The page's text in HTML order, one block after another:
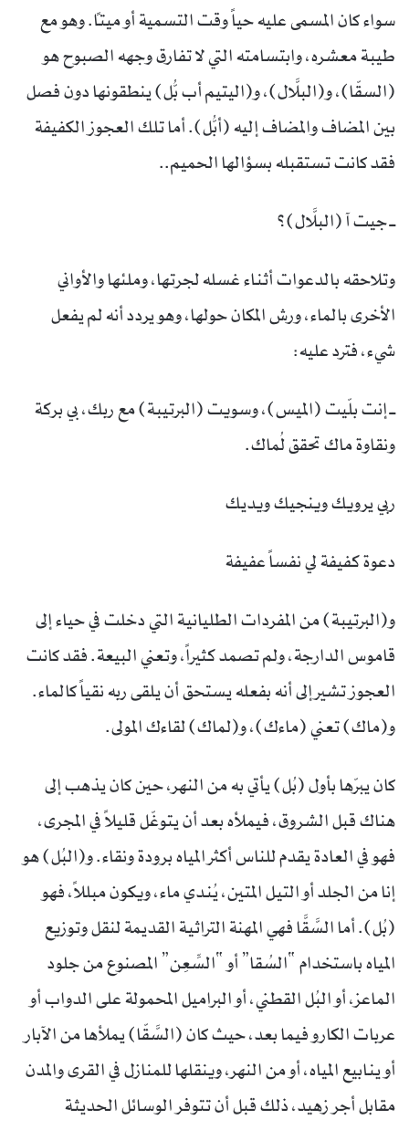
سواء كان المسمى عليه حياً وقت التسمية أو ميتاً. وهو مع
طيبة معشره، وابتسامته التي لا تفارق وجهه الصبوح هو
(السقّا)، و(البلَّال)، و(اليتيم أب بُّل) ينطقونها دون فصل
بين المضاف والمضاف إليه (أبُّل). أما تلك العجوز الكفيفة
فقد كانت تستقبله بسؤالها الحميم..
ــ جيت آ (البلَّال)؟
وتلاحقه بالدعوات أثناء غسله لجرتها، وملئها والأواني
الأخرى بالماء، ورش المكان حولها، وهو يردد أنه لم يفعل
شيء، فترد عليه:
ــ إنت بلّيت (الميس)، وسويت (البرتيبة) مع ربك، بي بركة
ونقاوة ماك تحقق لُماك.
ربي يرويك وينجيك ويديك
دعوة كفيفة لي نفساً عفيفة
و(البرتيبة) من المفردات الطليانية التي دخلت في حياء إلى
قاموس الدارجة، ولم تصمد كثيراً، وتعني البيعة. فقد كانت
العجوز تشير إلى أنه بفعله يستحق أن يلقى ربه نقياً كالماء.
و(ماك) تعني (ماءك)، و(لماك) لقاءك المولى.
كان يبرّها بأول (بُل) يأتي به من النهر، حين كان يذهب إلى
هناك قبل الشروق، فيملأه بعد أن يتوغّل قليلاً في المجرى،
فهو في العادة يقدم للناس أكثر المياه برودة ونقاء. و(البُل) هو
إنا من الجلد أو التيل المتين، يُندي ماء، ويكون مبللاً، فهو
(بُل). أما السَّقَّا فهي المهنة التراثية القديمة لنقل وتوزيع
المياه باستخدام “السُقا” أو “السِّعِن” المصنوع من جلود
الماعز، أو البُل القطني، أو البراميل المحمولة على الدواب أو
عربات الكارو فيما بعد، حيث كان (السَّقّا) يملأها من الآبار
أو ينابيع المياه، أو من النهر، وينقلها للمنازل في القرى والمدن
مقابل أجر زهيد، ذلك قبل أن تتوفر الوسائل الحديثة